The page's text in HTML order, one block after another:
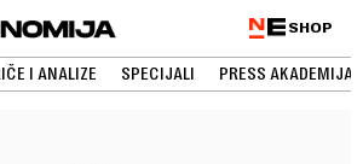
SHOP
I ANALIZE SPECIJALI PRESS AKADEMIJA